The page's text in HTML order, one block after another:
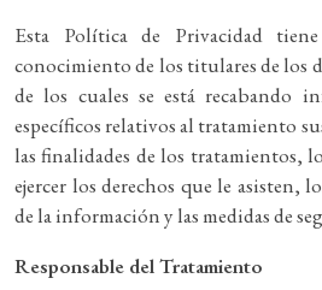
Esta Política de Privacidad
conocimiento de los titulares de los
de los cuales se está recabando
específicos relativos al tratamiento
las finalidades de los tratamientos,
ejercer los derechos que le asisten,
de la información y las medidas de
Responsable del Tratamiento